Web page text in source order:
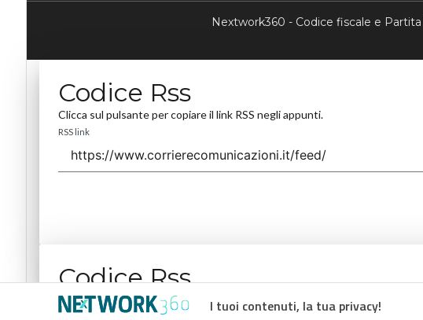
I tuoi contenuti, la tua privacy!
Nextwork360 - Codice fiscale e
Codice Rss
Clicca sul pulsante per copiare il link RSS negli appunti.
RSS link
Codice Rss
Clicca sul pulsante per copiare il link RSS negli appunti.
RSS link